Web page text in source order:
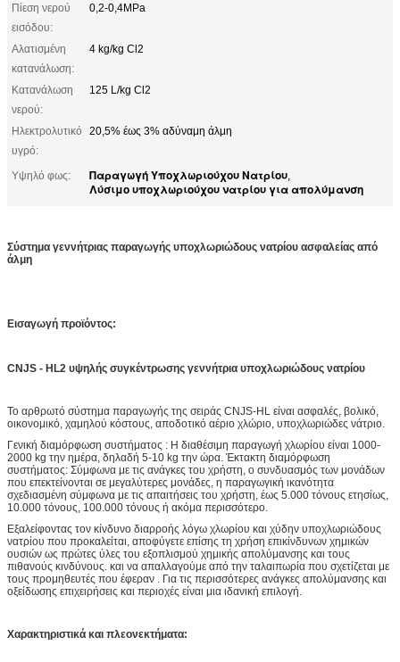
Πίεση νερού
εισόδου:
0,2-0,4MPa
Αλατισμένη
κατανάλωση:
4 kg/kg Cl2
Κατανάλωση
νερού:
125 L/kg Cl2
Ηλεκτρολυτικό
υγρό:
20,5% έως 3% αδύναμη άλμη
Υψηλό φως: Παραγωγή Υποχλωριούχου Νατρίου,
Λύσιμο υποχλωριούχου νατρίου για απολύμανση
Σύστημα γεννήτριας παραγωγής υποχλωριώδους νατρίου ασφαλείας από
άλμη
Εισαγωγή προϊόντος:
CNJS - HL2 υψηλής συγκέντρωσης γεννήτρια υποχλωριώδους νατρίου
Το αρθρωτό σύστημα παραγωγής της σειράς CNJS-HL είναι ασφαλές, βολικό,
οικονομικό, χαμηλού κόστους, αποδοτικό αέριο χλώριο, υποχλωριώδες νάτριο.
Γενική διαμόρφωση συστήματος : Η διαθέσιμη παραγωγή χλωρίου είναι 1000-
2000 kg την ημέρα, δηλαδή 5-10 kg την ώρα. Έκτακτη διαμόρφωση
συστήματος: Σύμφωνα με τις ανάγκες του χρήστη, ο συνδυασμός των μονάδων
που επεκτείνονται σε μεγαλύτερες μονάδες, η παραγωγική ικανότητα
σχεδιασμένη σύμφωνα με τις απαιτήσεις του χρήστη, έως 5.000 τόνους ετησίως,
10.000 τόνους, 100.000 τόνους ή ακόμα περισσότερο.
Εξαλείφοντας τον κίνδυνο διαρροής λόγω χλωρίου και χύδην υποχλωριώδους
νατρίου που προκαλείται, αποφύγετε επίσης τη χρήση επικίνδυνων χημικών
ουσιών ως πρώτες ύλες του εξοπλισμού χημικής απολύμανσης και τους
πιθανούς κινδύνους. και να απαλλαγούμε από την ταλαιπωρία που σχετίζεται με
τους προμηθευτές που έφεραν . Για τις περισσότερες ανάγκες απολύμανσης και
οξείδωσης επιχειρήσεις και περιοχές είναι μια ιδανική επιλογή.
Χαρακτηριστικά και πλεονεκτήματα: